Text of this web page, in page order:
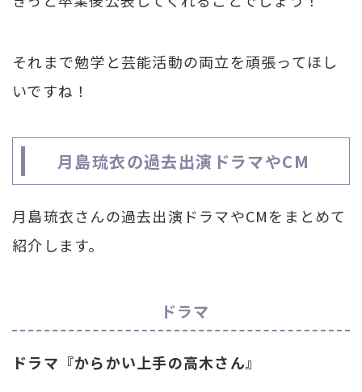
それまで勉学と芸能活動の両立を頑張ってほし
いですね！
月島琉衣の過去出演ドラマやCM
月島琉衣さんの過去出演ドラマやCMをまとめて
紹介します。
ドラマ
ドラマ『からかい上手の高木さん』